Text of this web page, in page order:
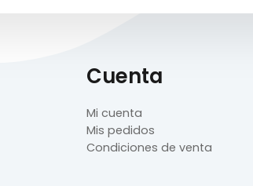
Cuenta
Mi cuenta
Mis pedidos
Condiciones de venta